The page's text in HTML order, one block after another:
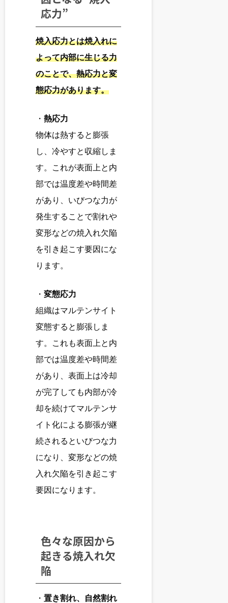
応力”
焼入応力とは焼入れに
よって内部に生じる力
のことで、熱応力と変
態応力があります。
・ 熱応力
物体は熱すると膨張
し、冷やすと収縮しま
す。これが表面上と内
部では温度差や時間差
があり、いびつな力が
発生することで割れや
変形などの焼入れ欠陥
を引き起こす要因にな
ります。
・ 変態応力
組織はマルテンサイト
変態すると膨張しま
す。これも表面上と内
部では温度差や時間差
があり、表面上は冷却
が完了しても内部が冷
却を続けてマルテンサ
イト化による膨張が継
続されるといびつな力
になり、変形などの焼
入れ欠陥を引き起こす
要因になります。
色々な原因から
起きる焼入れ欠
陥
・ 置き割れ、自然割れ